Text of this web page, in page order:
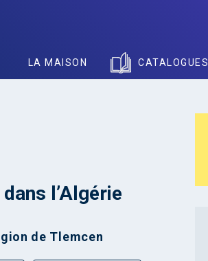
LA MAISON CATALOGUES
l’Algérie
de Tlemcen